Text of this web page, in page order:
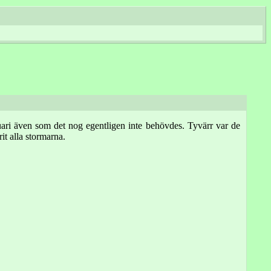
även som det nog egentligen inte behövdes. Tyvärr var de
alla stormarna.